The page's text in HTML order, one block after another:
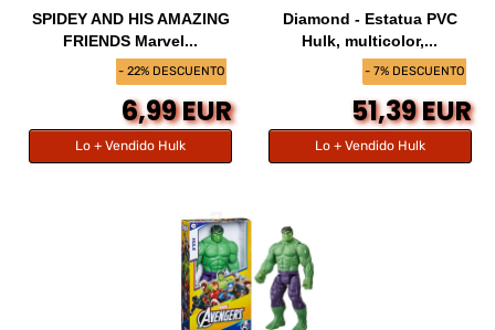
- 22% DESCUENTO
SPIDEY AND HIS AMAZING
FRIENDS Marvel...
6,99 EUR
Lo + Vendido Hulk
- 7% DESCUENTO
Diamond - Estatua PVC
Hulk, multicolor,...
51,39 EUR
Lo + Vendido Hulk